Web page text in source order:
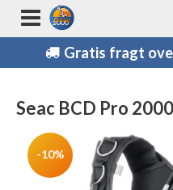
Gratis fragt
Seac BCD Pro 2000
-10%